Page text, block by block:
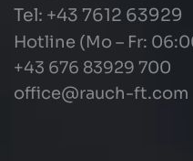
Tel: +43 7612 63929
Hotline (Mo – Fr:
+43 676 83929 700
office@rauch-ft.com